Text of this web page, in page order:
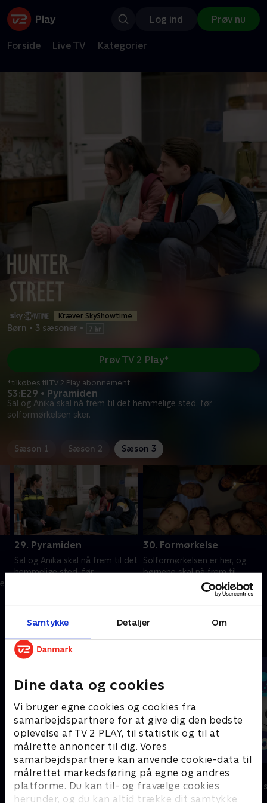
Samtykke Detaljer Om
Dine data og cookies
Vi bruger egne cookies og cookies fra
samarbejdspartnere for at give dig den bedste
oplevelse af TV 2 PLAY, til statistik og til at
målrette annoncer til dig. Vores
samarbejdspartnere kan anvende cookie-data til
målrettet markedsføring på egne og andres
platforme. Du kan til- og fravælge cookies
herunder, og du kan altid trække dit samtykke
Log ind Prøv nu
Forside Live TV Kategorier
Kræver SkyShowtime
Børn • 3 sæsoner •
S3:E29 • Pyramiden
Sal og Anika skal nå frem til det hemmelige sted, før
solformørkelsen sker.
Prøv TV 2 Play*
*tilkøbes til TV 2 Play abonnement
Sæson 1 Sæson 2 Sæson 3
29. Pyramiden
Sal og Anika skal nå frem til det
hemmelige sted, før
30. Formørkelse
Solformørkelsen er her, og
børnene skal nå frem til
skatten før deres fjende og
Andre så også
Vicke Viking
Børneserier • 1 sæsoner
Olly & Lea
Børneserier • 1